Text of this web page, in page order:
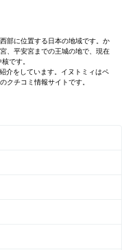
部に位置する日本の地域です。か
、平安宮までの王城の地で、現在
です。
介をしています。イヌトミィはペ
クチコミ情報サイトです。